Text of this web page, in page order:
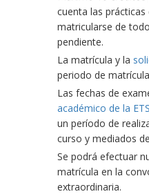
cuenta las prácticas
matricularse de
pendiente.
La matrícula y la
periodo de
Las fechas de
académico de la
un período de
curso y mediados
Se podrá efectuar
matrícula en la
extraordinaria.